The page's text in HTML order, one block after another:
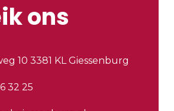
ons
10 3381 KL Giessenburg
32 25